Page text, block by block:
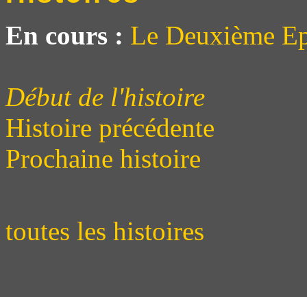
En cours : Le Deuxième
Début de l'histoire
Histoire précédente
Prochaine histoire
toutes les histoires